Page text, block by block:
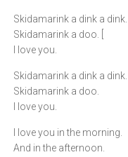
Skidamarink a dink a dink.
Skidamarink a doo. [
I love you.
Skidamarink a dink a dink.
Skidamarink a doo.
I love you.
I love you in the morning.
And in the afternoon.